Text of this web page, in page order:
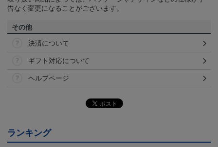
告なく変更になることがございます。
その他
決済について
ギフト対応について
ヘルプページ
ランキング